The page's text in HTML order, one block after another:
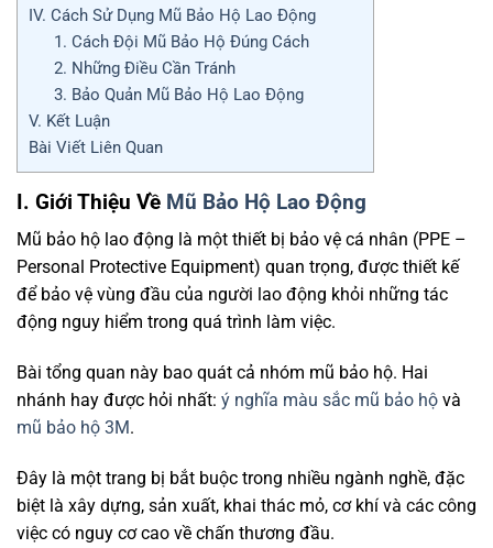
IV. Cách Sử Dụng Mũ Bảo Hộ Lao Động
1. Cách Đội Mũ Bảo Hộ Đúng Cách
2. Những Điều Cần Tránh
3. Bảo Quản Mũ Bảo Hộ Lao Động
V. Kết Luận
Bài Viết Liên Quan
I. Giới Thiệu Về Mũ Bảo Hộ Lao Động
Mũ bảo hộ lao động là một thiết bị bảo vệ cá nhân (PPE –
Personal Protective Equipment) quan trọng, được thiết kế
để bảo vệ vùng đầu của người lao động khỏi những tác
động nguy hiểm trong quá trình làm việc.
Bài tổng quan này bao quát cả nhóm mũ bảo hộ. Hai
nhánh hay được hỏi nhất: ý nghĩa màu sắc mũ bảo hộ và
mũ bảo hộ 3M.
Đây là một trang bị bắt buộc trong nhiều ngành nghề, đặc
biệt là xây dựng, sản xuất, khai thác mỏ, cơ khí và các công
việc có nguy cơ cao về chấn thương đầu.